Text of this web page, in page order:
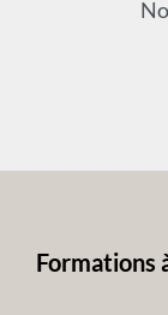
Formations